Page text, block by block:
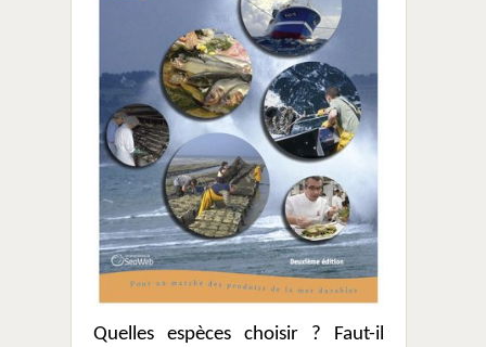
Quelles espèces choisir ? Faut-il